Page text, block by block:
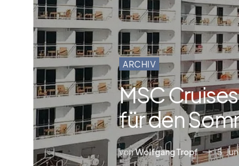
ARCHIV
MSC
für den
vonWolfgang Tropf 5.